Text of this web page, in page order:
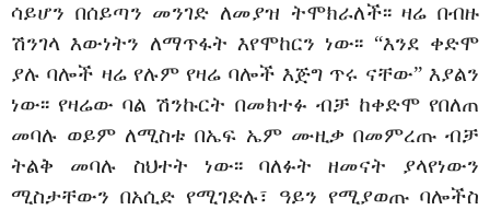
ሳይሆን በሰይጣን መንገድ ለመያዝ ትሞክራለች፡፡ ዛሬ በብዙ
ሽንገላ እውነትን ለማጥፋት እየሞከርን ነው፡፡ “እንደ ቀድሞ
ያሉ ባሎች ዛሬ የሉም የዛሬ ባሎች እጅግ ጥሩ ናቸው” እያልን
ነው፡፡ የዛሬው ባል ሽንኩርት በመክተፉ ብቻ ከቀድሞ የበለጠ
መባሉ ወይም ለሚስቱ በኤፍ ኤም ሙዚቃ በመምረጡ ብቻ
ትልቅ መባሉ ስህተት ነው፡፡ ባለፉት ዘመናት ያላየነውን
ሚስታቸውን በአሲድ የሚገድሉ፣ ዓይን የሚያወጡ ባሎችስ